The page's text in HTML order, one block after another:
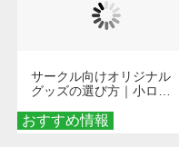
おすすめ情報
サークル向けオリジナル
グッズの選び方｜小ロッ
める秘訣